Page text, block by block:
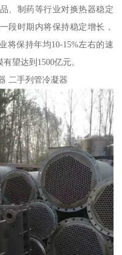
、制药等行业对换热器稳定
段时期内将保持稳定增长，
将保持年均10-15%左右的速
望达到1500亿元。
二手列管冷凝器